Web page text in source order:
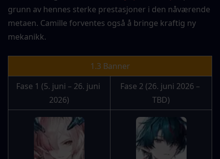
grunn av hennes sterke prestasjoner i den nåværende
metaen. Camille forventes også å bringe kraftig ny
mekanikk.
1.3 Banner
Fase 1 (5. juni – 26. juni
2026)
Fase 2 (26. juni 2026 –
TBD)